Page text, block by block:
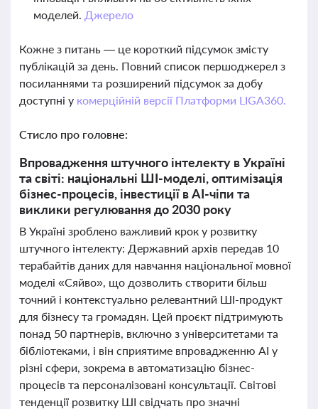
моделей. Джерело
Кожне з питань — це короткий підсумок змісту
публікацій за день. Повний список першоджерел з
посиланнями та розширений підсумок за добу
доступні у комерційній версії Платформи LIGA360.
Стисло про головне:
Впровадження штучного інтелекту в Україні
та світі: національні ШІ-моделі, оптимізація
бізнес-процесів, інвестиції в AI-чіпи та
виклики регулювання до 2030 року
В Україні зроблено важливий крок у розвитку
штучного інтелекту: Державний архів передав 10
терабайтів даних для навчання національної мовної
моделі «Сяйво», що дозволить створити більш
точний і контекстуально релевантний ШІ-продукт
для бізнесу та громадян. Цей проєкт підтримують
понад 50 партнерів, включно з університетами та
бібліотеками, і він сприятиме впровадженню AI у
різні сфери, зокрема в автоматизацію бізнес-
процесів та персоналізовані консультації. Світові
тенденції розвитку ШІ свідчать про значні